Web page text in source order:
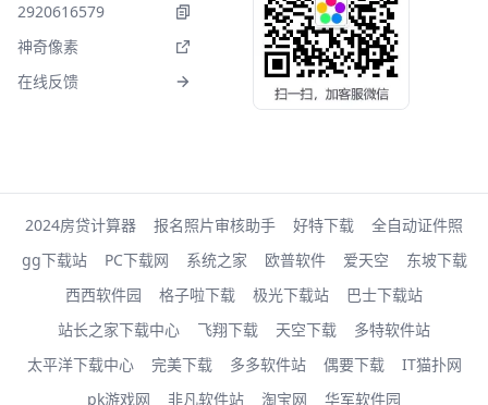
2920616579
神奇像素
在线反馈
2024房贷计算器 报名照片审核助手 好特下载
全自动证件照
gg下载站
PC下载网 系统之家 欧普软件 爱天空
东坡下载
西西软件园
格子啦下载 极光下载站
巴士下载站
站长之家下载中心
飞翔下载 天空下载
多特软件站
太平洋下载中心
完美下载 多多软件站 偶要下载
IT猫扑网
pk游戏网
非凡软件站 淘宝网 华军软件园